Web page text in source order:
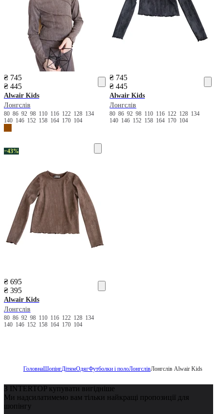
₴ 745
₴ 445
Alwair Kids
Лонгслів
80 86 92 98 110 116 122 128 134
140 146 152 158 164 170 104
₴ 745
₴ 445
Alwair Kids
Лонгслів
80869298 110 116 122 128 134
140 146 152 158 164 170 104
−43%
₴ 695
₴ 395
Alwair Kids
Лонгслів
80 86 92 98 110 116 122 128 134
140 146 152 158 164 170 104
ГоловнаШопінгДітямОдягФутболки і полоЛонгслівЛонгслів Alwair Kids
З INTERTOP купувати вигідніше
Ми надсилатимемо вам тільки найкращі пропозиції для
шопінгу